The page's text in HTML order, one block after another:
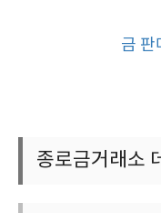
금 판
종로금거래소